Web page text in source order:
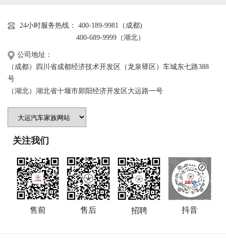
24小时服务热线： 400-189-9981（成都)
400-689-9999（湖北）
公司地址：
（成都）四川省成都经济技术开发区（龙泉驿区）车城东七路388
号
（湖北）湖北省十堰市郧阳经济开发区大运路一号
关注我们
售前 售后 招聘 抖音